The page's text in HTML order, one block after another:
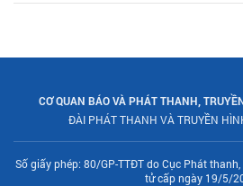
CƠ QUAN BÁO VÀ PHÁT THANH,
ĐÀI PHÁT THANH VÀ TRUYỀN
Số giấy phép: 80/GP-TTĐT do Cục Phát
tử cấp ngày 19/5/